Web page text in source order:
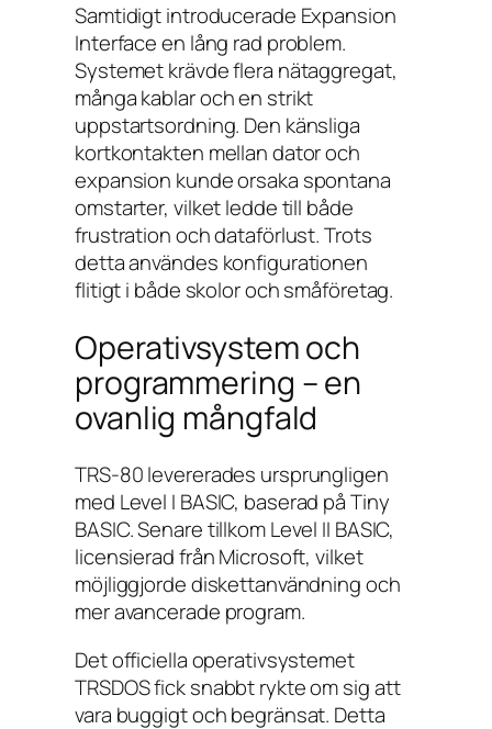
Samtidigt introducerade Expansion
Interface en lång rad problem.
Systemet krävde flera nätaggregat,
många kablar och en strikt
uppstartsordning. Den känsliga
kortkontakten mellan dator och
expansion kunde orsaka spontana
omstarter, vilket ledde till både
frustration och dataförlust. Trots
detta användes konfigurationen
flitigt i både skolor och småföretag.
Operativsystem och
programmering – en
ovanlig mångfald
TRS-80 levererades ursprungligen
med Level I BASIC, baserad på Tiny
BASIC. Senare tillkom Level II BASIC,
licensierad från Microsoft, vilket
möjliggjorde diskettanvändning och
mer avancerade program.
Det officiella operativsystemet
TRSDOS fick snabbt rykte om sig att
vara buggigt och begränsat. Detta